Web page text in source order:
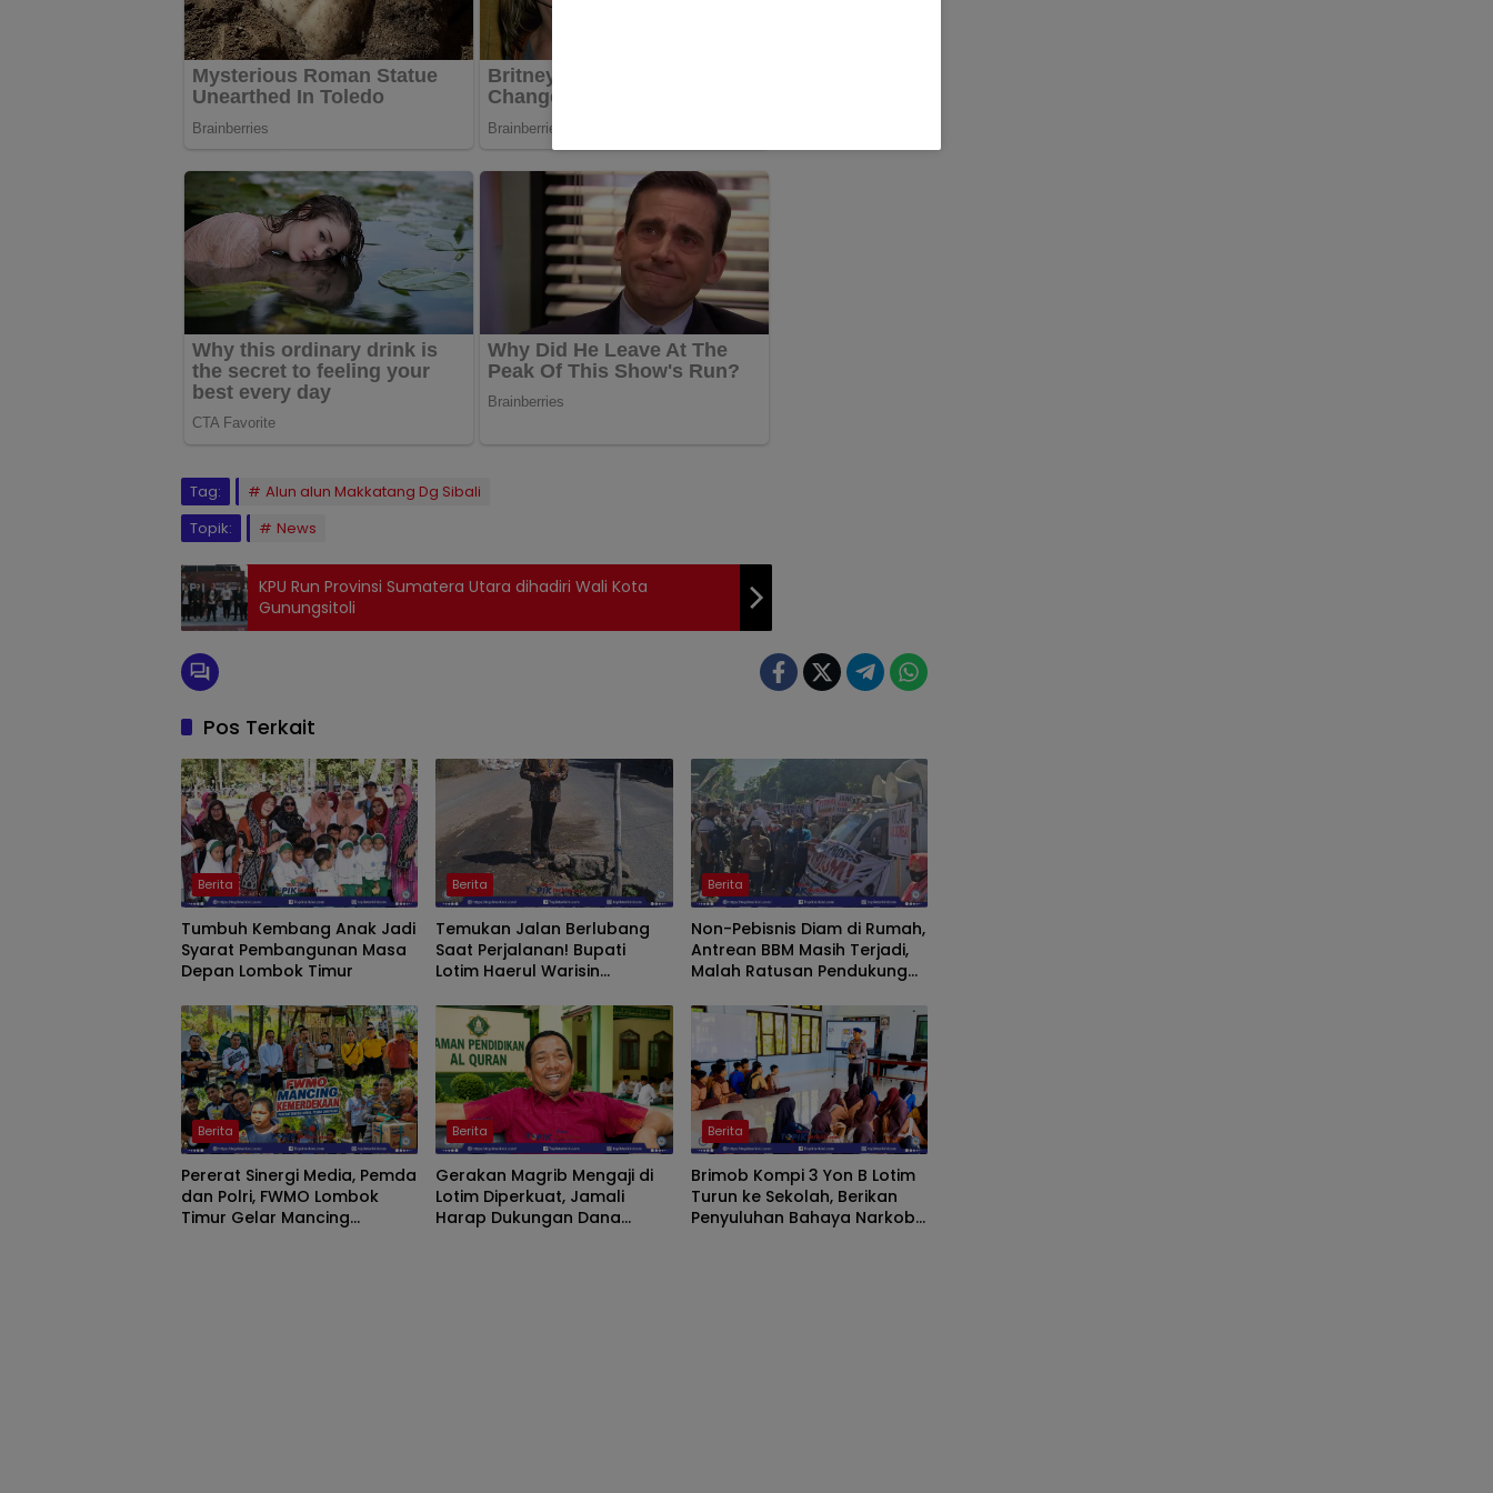
Tag:
Alun alun Makkatang Dg Sibali
Topik:
News
KPU Run Provinsi Sumatera Utara dihadiri Wali Kota
Gunungsitoli
Pos Terkait
Berita
Tumbuh Kembang Anak Jadi
Syarat Pembangunan Masa
Depan Lombok Timur
Berita
Temukan Jalan Berlubang
Saat Perjalanan! Bupati
Lotim Haerul Warisin
Binamarga Turun Tangani
Berita
Non-Pebisnis Diam di Rumah,
Antrean BBM Masih Terjadi,
Malah Ratusan Pendukung
Berita
Pererat Sinergi Media, Pemda
dan Polri, FWMO Lombok
Timur Gelar Mancing
Berita
Gerakan Magrib Mengaji di
Lotim Diperkuat, Jamali
Harap Dukungan Dana
Berita
Brimob Kompi 3 Yon B Lotim
Turun ke Sekolah, Berikan
Penyuluhan Bahaya Narkoba